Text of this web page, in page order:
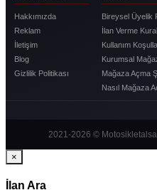
Hakkımızda
Reklam
İletişim
Blog
Gizlilik Politikası
Bireysel Üyelik
İlan Verme
Kullanım
Kurumsal
Mağaza Açma
Nasıl Mağaza
2021-2026 ©
×
İlan Ara